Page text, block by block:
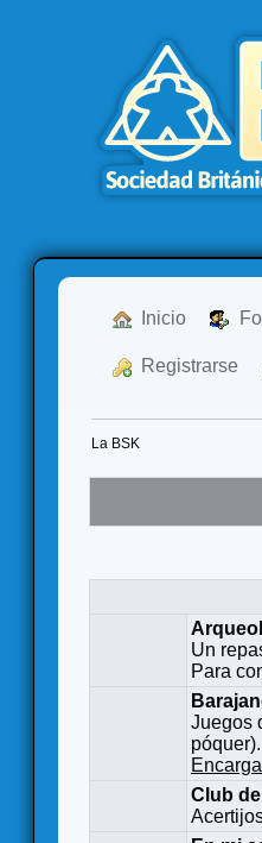
Inicio
Registrarse
La BSK
Un
Para
Juegos
póquer).
Club